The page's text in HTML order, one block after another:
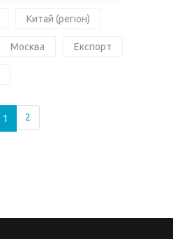
Китай (регіон)
Москва Експорт
1 2